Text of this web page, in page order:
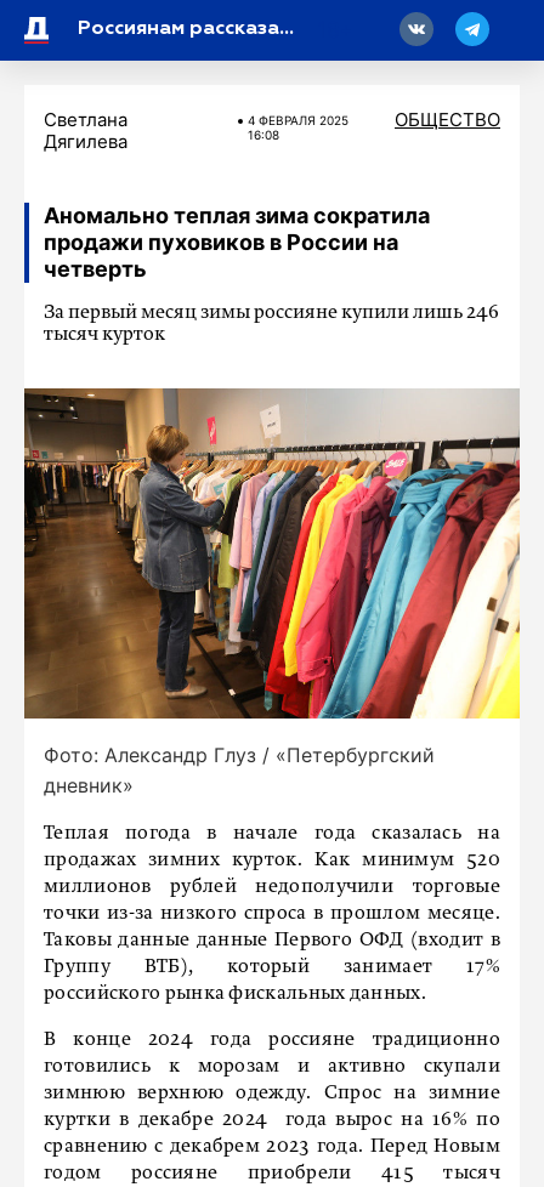
Россиянам рассказали, чем полезен баклажан
Светлана
Дягилева
4 ФЕВРАЛЯ 2025
16:08
ОБЩЕСТВО
Аномально теплая зима сократила
продажи пуховиков в России на
четверть
За первый месяц зимы россияне купили лишь 246
тысяч курток
Фото: Александр Глуз / «Петербургский
дневник»
Теплая погода в начале года сказалась на
продажах зимних курток. Как минимум 520
миллионов рублей недополучили торговые
точки из-за низкого спроса в прошлом месяце.
Таковы данные данные Первого ОФД (входит в
Группу ВТБ), который занимает 17%
российского рынка фискальных данных.
В конце 2024 года россияне традиционно
готовились к морозам и активно скупали
зимнюю верхнюю одежду. Спрос на зимние
куртки в декабре 2024 года вырос на 16% по
сравнению с декабрем 2023 года. Перед Новым
годом россияне приобрели 415 тысяч